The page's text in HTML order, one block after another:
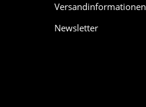
Versandinformationen
Newsletter